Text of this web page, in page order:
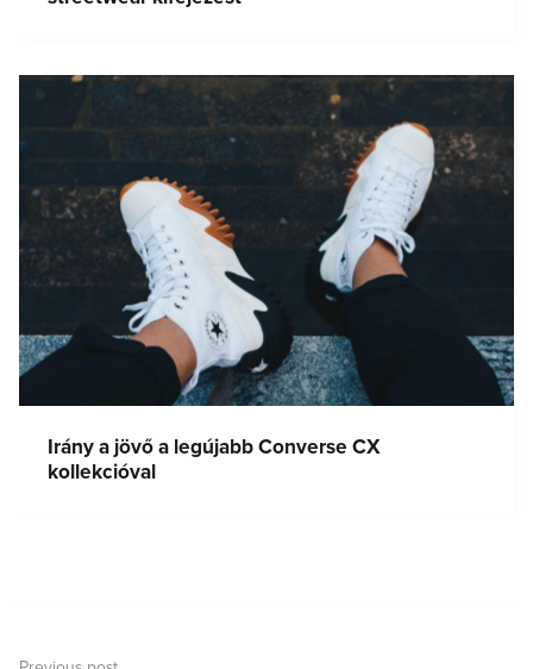
Irány a jövő a legújabb Converse CX
kollekcióval